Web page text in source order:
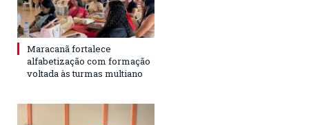
Maracanã fortalece
alfabetização com formação
voltada às turmas multiano